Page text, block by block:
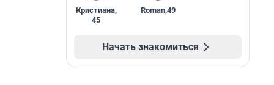
Кристиана,
45
Roman,49
Начать знакомиться